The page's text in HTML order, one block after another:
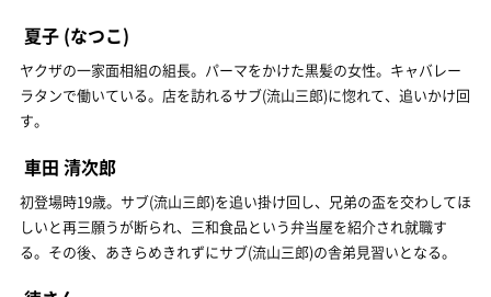
夏子 (なつこ)
ヤクザの一家面相組の組長。パーマをかけた黒髪の女性。キャバレー
ラタンで働いている。店を訪れるサブ(流山三郎)に惚れて、追いかけ回
す。
車田 清次郎
初登場時19歳。サブ(流山三郎)を追い掛け回し、兄弟の盃を交わしてほ
しいと再三願うが断られ、三和食品という弁当屋を紹介され就職す
る。その後、あきらめきれずにサブ(流山三郎)の舎弟見習いとなる。